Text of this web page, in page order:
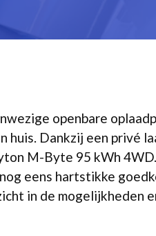
openbare
huis. Dankzij een privé
M-Byte 95 kWh
eens hartstikke
in de mogelijkheden